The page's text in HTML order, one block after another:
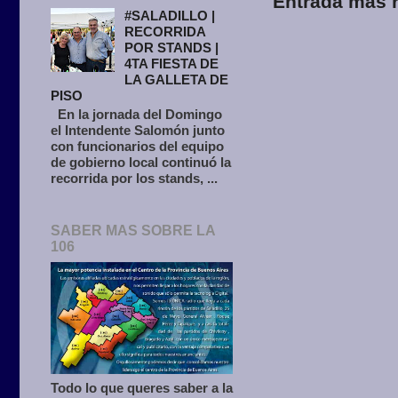
#SALADILLO |
RECORRIDA
POR STANDS |
4TA FIESTA DE
LA GALLETA DE
PISO
En la jornada del Domingo
el Intendente Salomón junto
con funcionarios del equipo
de gobierno local continuó la
recorrida por los stands, ...
SABER MAS SOBRE LA
106
Todo lo que queres saber a la